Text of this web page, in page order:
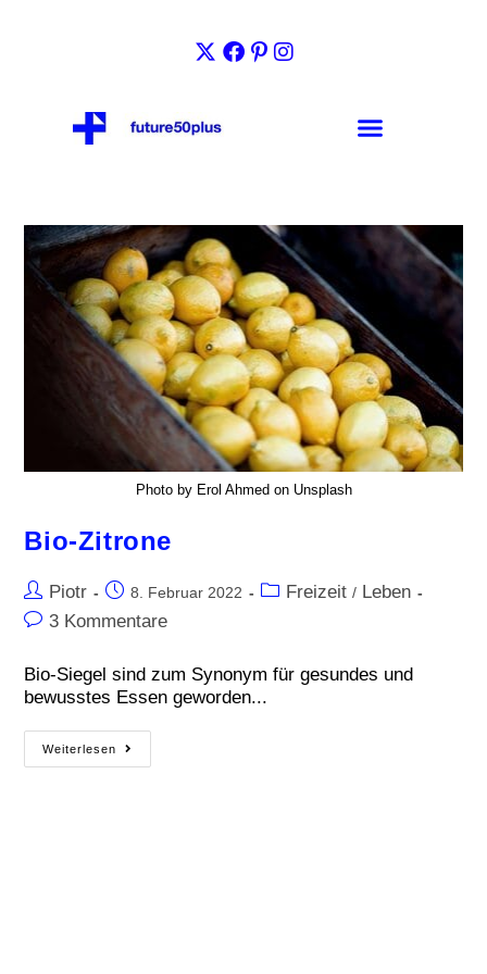
Photo by Erol Ahmed on Unsplash
Bio-Zitrone
Piotr 8. Februar 2022 Freizeit / Leben
3 Kommentare
Bio-Siegel sind zum Synonym für gesundes und
bewusstes Essen geworden...
Weiterlesen